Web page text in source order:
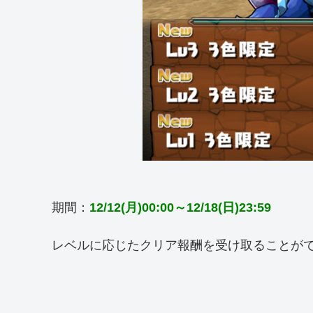
期間： 12/12(月)00:00～12/18(日)23:59
レベルに応じたクリア報酬を受け取ることが